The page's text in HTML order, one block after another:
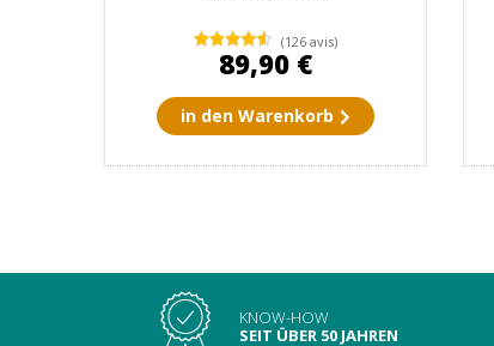
(126 avis)
89,90 €
in den Warenkorb
KNOW-HOW
SEIT ÜBER 50 JAHREN